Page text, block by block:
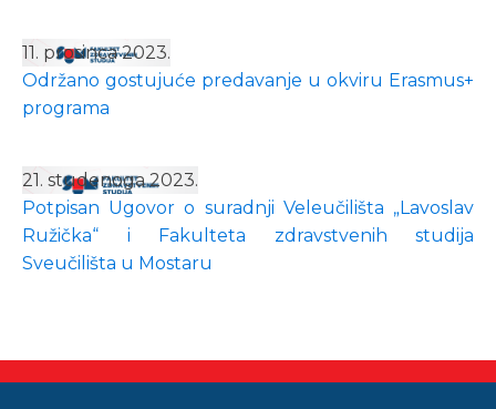
11. prosinca 2023.
Održano gostujuće predavanje u okviru Erasmus+
programa
21. studenoga 2023.
Potpisan Ugovor o suradnji Veleučilišta „Lavoslav
Ružička“ i Fakulteta zdravstvenih studija
Sveučilišta u Mostaru